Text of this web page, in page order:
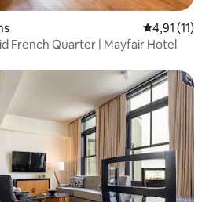
4,91 av 5 i
4,91 (11)
French Quarter | Mayfair Hotel